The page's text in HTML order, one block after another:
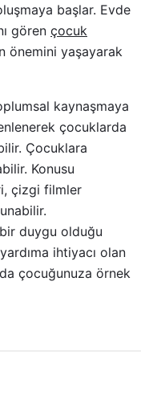
başlar. Evde
gören çocuk
önemini yaşayarak
kaynaşmaya
çocuklarda
Çocuklara
Konusu
çizgi filmler
duygu olduğu
ihtiyacı olan
çocuğunuza örnek